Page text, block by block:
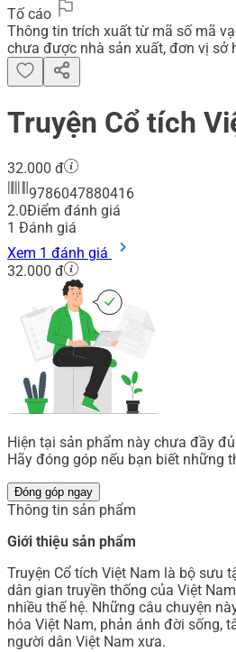
Tố cáo
Thông tin trích xuất từ mã số mã
chưa được nhà sản xuất, đơn vị sở
Truyện Cổ tích
32.000 đ
9786047880416
2.0Điểm đánh giá
1 Đánh giá
Xem 1 đánh giá
32.000 đ
Hiện tại sản phẩm này chưa đầy
Hãy đóng góp nếu bạn biết những
Đóng góp ngay
Thông tin sản phẩm
Giới thiệu sản phẩm
Truyện Cổ tích Việt Nam là bộ sưu
dân gian truyền thống của Việt
nhiều thế hệ. Những câu chuyện
hóa Việt Nam, phản ánh đời sống,
người dân Việt Nam xưa.